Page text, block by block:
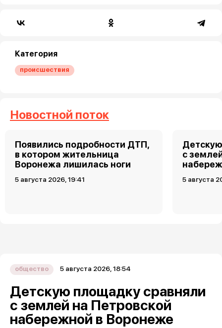
Категория
происшествия
Новостной поток
Появились подробности ДТП,
в котором жительница
Воронежа лишилась ноги
5 августа 2026, 19:41
с
5 августа
общество 5 августа 2026, 18:54
Детскую площадку сравняли
с землей на Петровской
набережной в Воронеже